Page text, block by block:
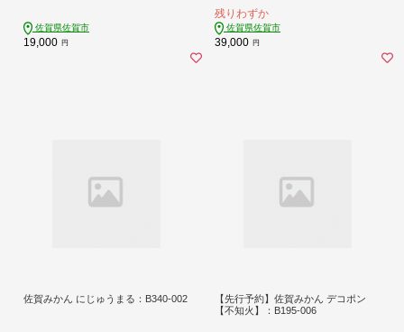
佐賀県佐賀市
19,000 円
残りわずか
佐賀県佐賀市
39,000 円
佐賀みかん にじゅうまる：B340-002
【先行予約】佐賀みかん デコポン
【不知火】：B195-006